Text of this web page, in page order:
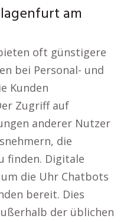
am
oft günstigere
bei Personal- und
Kunden
Zugriff auf
anderer Nutzer
die
finden. Digitale
die Uhr Chatbots
bereit. Dies
der üblichen